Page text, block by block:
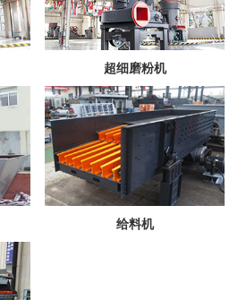
超细磨粉机
给料机